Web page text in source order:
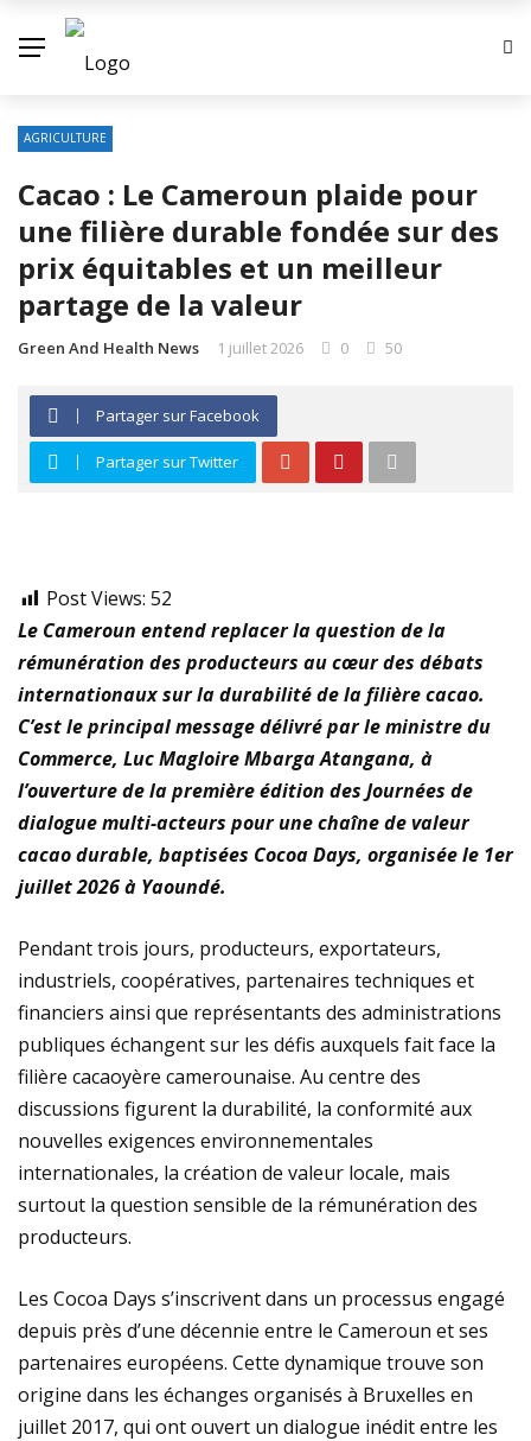
AGRICULTURE
Cacao : Le Cameroun plaide pour
une filière durable fondée sur des
prix équitables et un meilleur
partage de la valeur
Green And Health News 1 juillet 2026 0 50
Partager sur Facebook
Partager sur Twitter
Post Views: 52
Le Cameroun entend replacer la question de la
rémunération des producteurs au cœur des débats
internationaux sur la durabilité de la filière cacao.
C’est le principal message délivré par le ministre du
Commerce, Luc Magloire Mbarga Atangana, à
l’ouverture de la première édition des Journées de
dialogue multi-acteurs pour une chaîne de valeur
cacao durable, baptisées Cocoa Days, organisée le 1er
juillet 2026 à Yaoundé.
Pendant trois jours, producteurs, exportateurs,
industriels, coopératives, partenaires techniques et
financiers ainsi que représentants des administrations
publiques échangent sur les défis auxquels fait face la
filière cacaoyère camerounaise. Au centre des
discussions figurent la durabilité, la conformité aux
nouvelles exigences environnementales
internationales, la création de valeur locale, mais
surtout la question sensible de la rémunération des
producteurs.
Les Cocoa Days s’inscrivent dans un processus engagé
depuis près d’une décennie entre le Cameroun et ses
partenaires européens. Cette dynamique trouve son
origine dans les échanges organisés à Bruxelles en
juillet 2017, qui ont ouvert un dialogue inédit entre les